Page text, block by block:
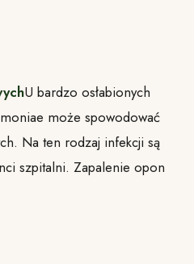
U bardzo osłabionych
może spowodować
Na ten rodzaj infekcji są
szpitalni. Zapalenie opon